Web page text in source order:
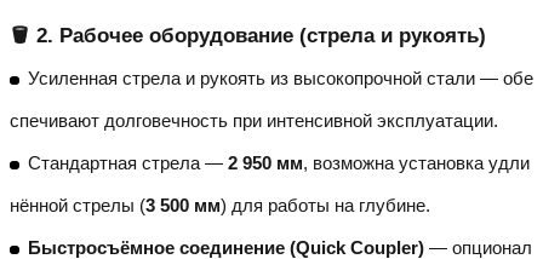
🪣 2. Рабочее оборудование (стрела и рукоять)
Усиленная стрела и рукоять из высокопрочной стали — обе
спечивают долговечность при интенсивной эксплуатации.
Стандартная стрела — 2 950 мм, возможна установка удли
нённой стрелы (3 500 мм) для работы на глубине.
Быстросъёмное соединение (Quick Coupler) — опционал